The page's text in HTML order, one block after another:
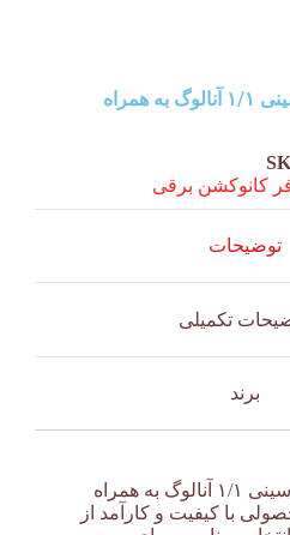
فر کانوکشن برقی چهار سینی ۱/۱ آنالوگ به همراه
کانوکشن برقی
توضیحات
تکمیلی
برند
چهار سینی ۱/۱ آنالوگ به همراه
با کیفیت و کارآمد از